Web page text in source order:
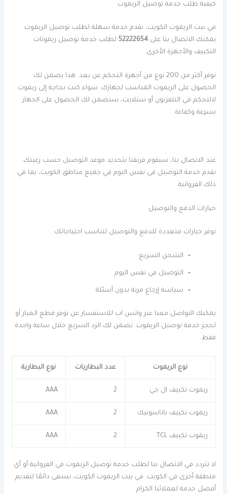
كيفية طلب خدمة توصيل الريموت
في بيت الريموت الكويت، نقدم خدمة سهلة لطلب توصيل الريموت.
يمكنك الاتصال بنا على52222654 لطلب خدمة توصيل ريموتات
التكييف والأجهزة الأخرى.
نوفر أكثر من 200 نوع من أجهزة التحكم عن بعد. هذا يضمن لك
الحصول على الريموت المناسب لجهازك. سواء كنت بحاجة إلى ريموت
لالتحكم في التلفزيون أو ستلايت، سنضمن لك الحصول على الجهاز
بسرعة وكفاءة.
عند الاتصال بنا، سيقوم فريقنا بتحديد موعد التوصيل حسب رغبتك.
نقدم خدمة التوصيل في نفس اليوم في جميع مناطق الكويت، بما في
ذلك الفروانية.
خيارات الدفع والتوصيل
نوفر خيارات متعددة للدفع والتوصيل لتناسب احتياجاتك:
الشحن السريع
التوصيل في نفس اليوم
سياسة إرجاع مرنة بدون أسئلة
يمكنك التواصل معنا عبر واتس اب للاستفسار عن توفر قطع الغيار أو
لحجز خدمة توصيل الريموت. نضمن لك الرد السريع خلال ساعة واحدة
فقط.
نوع الريموت عدد البطاريات نوع البطارية
ريموت تكييف ال جي 2
AAA
ريموت تكييف باناسونيك 2
AAA
ريموت تكييف TCL 2
AAA
لا تتردد في الاتصال بنا لطلب خدمة توصيل الريموت في الفروانية أو أي
منطقة أخرى في الكويت. في بيت الريموت الكويت، نسعى دائمًا لتقديم
أفضل خدمة لعملائنا الكرام.